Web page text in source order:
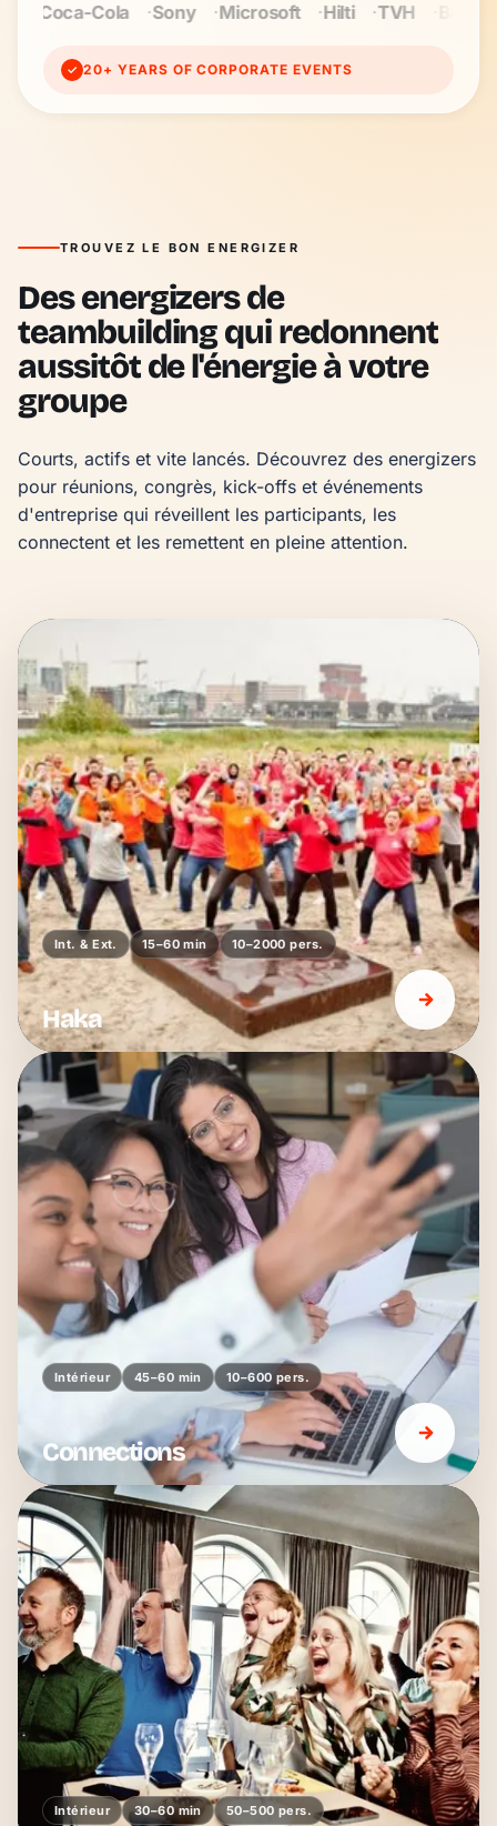
Microsoft Hilti TVH Baloise Wienerberger
✓ 20+ YEARS OF CORPORATE EVENTS
TROUVEZ LE BON ENERGIZER
Des energizers de
teambuilding qui redonnent
aussitôt de l'énergie à votre
groupe
Courts, actifs et vite lancés. Découvrez des energizers
pour réunions, congrès, kick-offs et événements
d'entreprise qui réveillent les participants, les
connectent et les remettent en pleine attention.
Int. & Ext. 15–60 min 10–2000 pers.
Haka
Intérieur 45–60 min 10–600 pers.
Connections
Intérieur 30–60 min 50–500 pers.